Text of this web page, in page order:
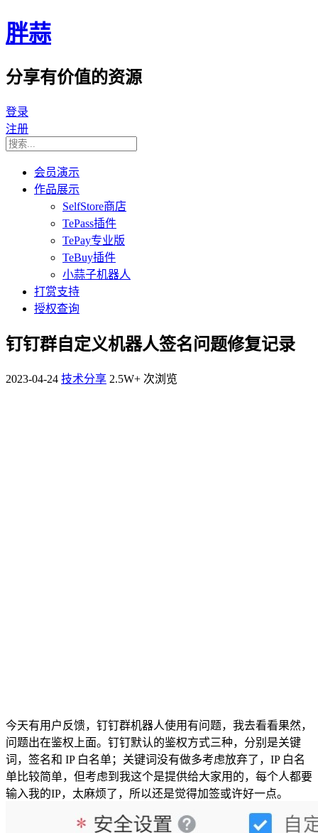
胖蒜
分享有价值的资源
登录
注册
会员演示
作品展示
SelfStore商店
TePass插件
TePay专业版
TeBuy插件
小蒜子机器人
打赏支持
授权查询
钉钉群自定义机器人签名问题修复记录
2023-04-24 技术分享 2.5W+ 次浏览
今天有用户反馈，钉钉群机器人使用有问题，我去看看果然，
问题出在鉴权上面。钉钉默认的鉴权方式三种，分别是关键
词，签名和 IP 白名单；关键词没有做多考虑放弃了，IP 白名
单比较简单，但考虑到我这个是提供给大家用的，每个人都要
输入我的IP，太麻烦了，所以还是觉得加签或许好一点。